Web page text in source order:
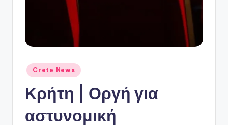
Αναρτήθηκε
σε
Crete News
Κρήτη | Οργή για
αστυνομική